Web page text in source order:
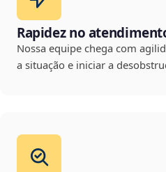
Rapidez no
Nossa equipe chega com
a situação e iniciar a